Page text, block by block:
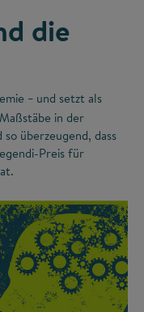
die
– und setzt als
in der
überzeugend, dass
Preis für